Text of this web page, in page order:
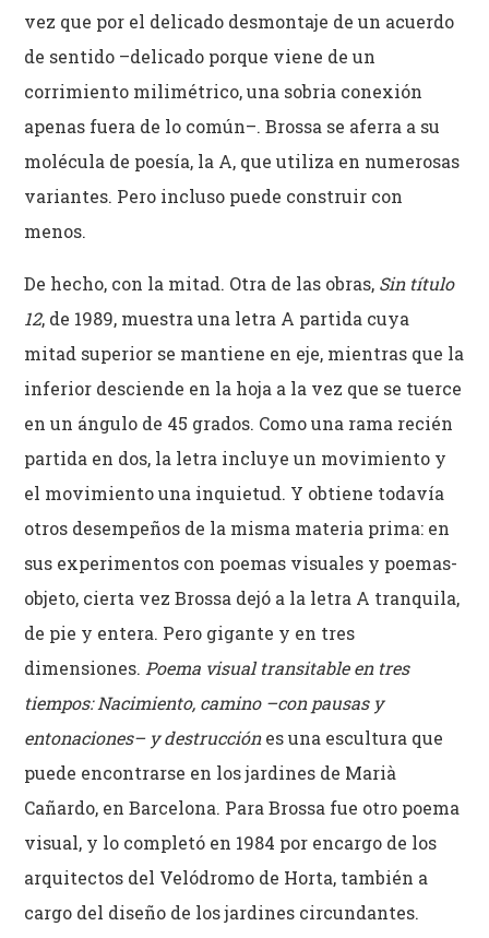
vez que por el delicado desmontaje de un acuerdo
de sentido –delicado porque viene de un
corrimiento milimétrico, una sobria conexión
apenas fuera de lo común–. Brossa se aferra a su
molécula de poesía, la A, que utiliza en numerosas
variantes. Pero incluso puede construir con
menos.
De hecho, con la mitad. Otra de las obras, Sin título
12, de 1989, muestra una letra A partida cuya
mitad superior se mantiene en eje, mientras que la
inferior desciende en la hoja a la vez que se tuerce
en un ángulo de 45 grados. Como una rama recién
partida en dos, la letra incluye un movimiento y
el movimiento una inquietud. Y obtiene todavía
otros desempeños de la misma materia prima: en
sus experimentos con poemas visuales y poemas-
objeto, cierta vez Brossa dejó a la letra A tranquila,
de pie y entera. Pero gigante y en tres
dimensiones. Poema visual transitable en tres
tiempos: Nacimiento, camino –con pausas y
entonaciones– y destrucciónes una escultura que
puede encontrarse en los jardines de Marià
Cañardo, en Barcelona. Para Brossa fue otro poema
visual, y lo completó en 1984 por encargo de los
arquitectos del Velódromo de Horta, también a
cargo del diseño de los jardines circundantes.